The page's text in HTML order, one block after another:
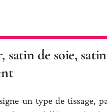
satin de soie,
un type de tissage,